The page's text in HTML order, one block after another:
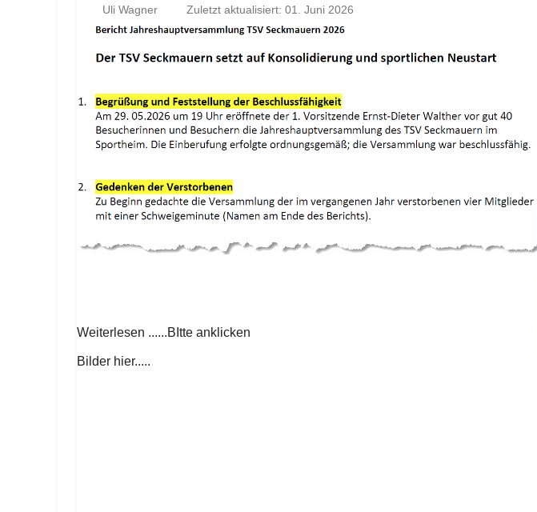
Uli Wagner Zuletzt aktualisiert: 01. Juni 2026
Weiterlesen ......BItte anklicken
Bilder hier.....